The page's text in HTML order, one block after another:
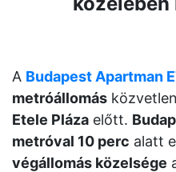
A Budapest Apartman
metróállomás
Etele Pláza előtt.
metróval 10 perc alatt
végállomás közelsége